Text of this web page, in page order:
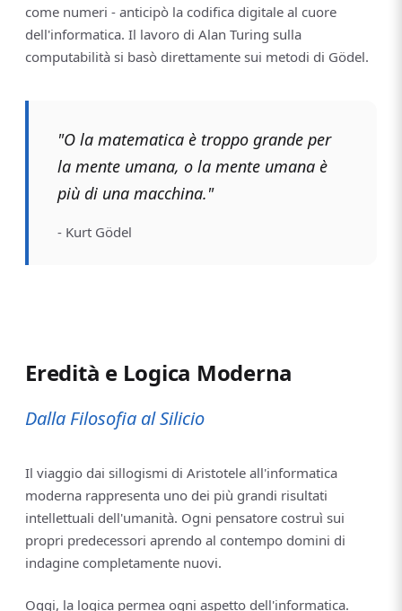
come numeri - anticipò la codifica digitale al cuore
dell'informatica. Il lavoro di Alan Turing sulla
computabilità si basò direttamente sui metodi di Gödel.
"O la matematica è troppo grande per
la mente umana, o la mente umana è
più di una macchina."
- Kurt Gödel
Eredità e Logica Moderna
Dalla Filosofia al Silicio
Il viaggio dai sillogismi di Aristotele all'informatica
moderna rappresenta uno dei più grandi risultati
intellettuali dell'umanità. Ogni pensatore costruì sui
propri predecessori aprendo al contempo domini di
indagine completamente nuovi.
Oggi, la logica permea ogni aspetto dell'informatica.